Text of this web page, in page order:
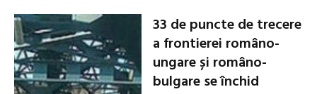
33 de puncte de trecere
a frontierei româno-
ungare și româno-
bulgare se închid